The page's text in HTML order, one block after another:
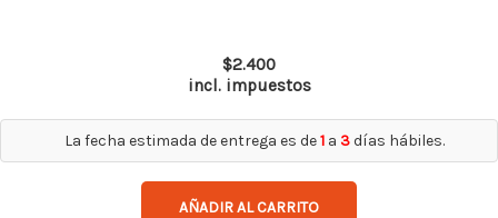
$2.400
incl. impuestos
La fecha estimada de entrega es de1 a 3días hábiles.
AÑADIR AL CARRITO